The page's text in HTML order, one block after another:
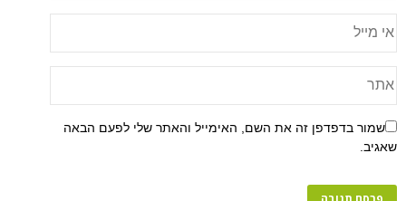
זה את השם, האימייל והאתר שלי לפעם הבאה